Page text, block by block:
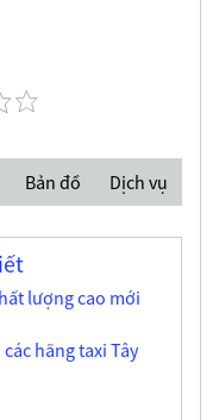
Bản đồ Dịch vụ
lượng cao mới
hãng taxi Tây